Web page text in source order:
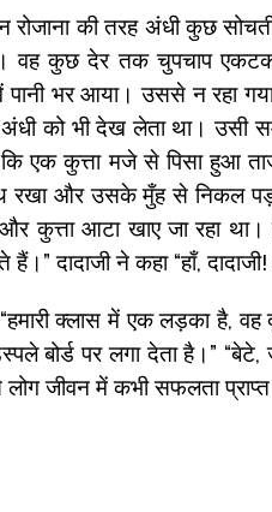
रोजाना की तरह अंधी कुछ
वह कुछ देर तक चुपचाप
भर आया। उससे न रहा
अंधी को भी देख लेता था।
एक कुत्ता मजे से पिसा हुआ
रखा और उसके मुँह से निकल
और कुत्ता आटा खाए जा रहा
हैं।” दादाजी ने कहा “हाँ,
क्लास में एक लड़का है,
बोर्ड पर लगा देता है।” “बेटे,
जीवन में कभी सफलता